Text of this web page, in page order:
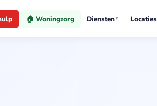
🏠 Woningzorg Diensten▼ Locaties